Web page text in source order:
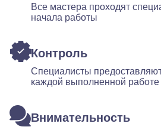
Все мастера проходят
начала работы
Контроль
Специалисты
каждой выполненной работе
Внимательность